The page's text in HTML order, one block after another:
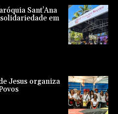
Sant’Ana
em
Jesus organiza